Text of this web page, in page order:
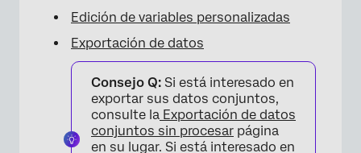
Edición de variables personalizadas
Exportación de datos
Consejo Q: Si está interesado en
exportar sus datos conjuntos,
consulte la Exportación de datos
conjuntos sin procesar página
en su lugar. Si está interesado en